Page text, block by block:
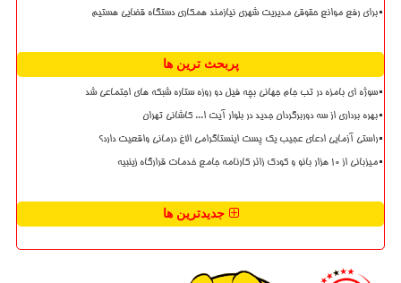
برای رفع موانع حقوقی مدیریت شهری نیازمند همکاری دستگاه قضایی هستیم
پربحث ترین ها
سوژه ای بامزه در تب جام جهانی بچه فیل دو روزه ستاره شبکه های اجتماعی شد
بهره برداری از سه دوربرگردان جدید در بلوار آیت ا... کاشانی تهران
راستی آزمایی ادعای عجیب یک پست اینستاگرامی الاغ درمانی واقعیت دارد؟
میزبانی از ۱۰ هزار بانو و کودک زائر کارنامه جامع خدمات قرارگاه زینبیه
جدیدترین ها